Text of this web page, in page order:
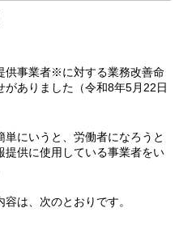
供事業者※に対する業務改善命
ありました（令和8年5月22日
にいうと、労働者になろうと
供に使用している事業者をい
は、次のとおりです。